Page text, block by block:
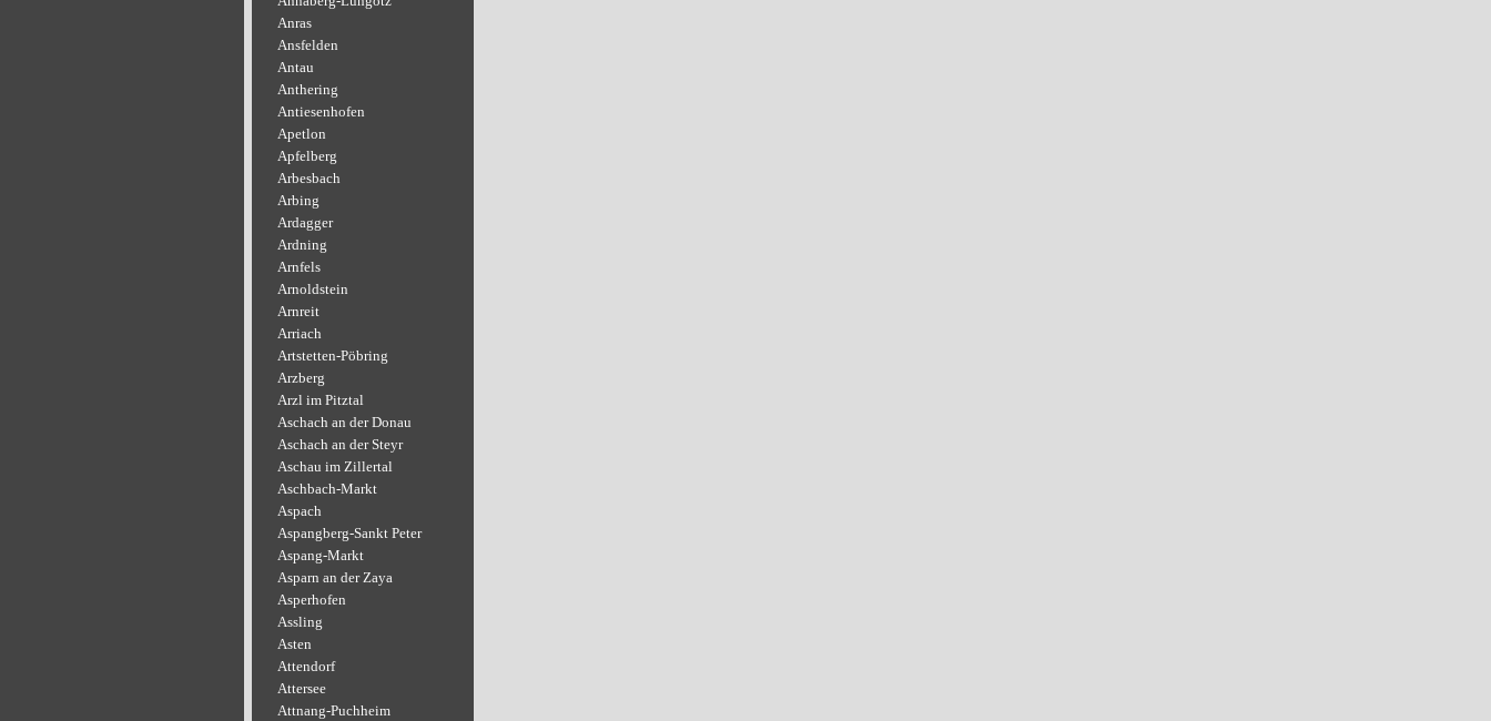
Anras
Ansfelden
Antau
Anthering
Antiesenhofen
Apetlon
Apfelberg
Arbesbach
Arbing
Ardagger
Ardning
Arnfels
Arnoldstein
Arnreit
Arriach
Artstetten-Pöbring
Arzberg
Arzl im Pitztal
Aschach an der Donau
Aschach an der Steyr
Aschau im Zillertal
Aschbach-Markt
Aspach
Aspangberg-Sankt Peter
Aspang-Markt
Asparn an der Zaya
Asperhofen
Assling
Asten
Attendorf
Attersee
Attnang-Puchheim